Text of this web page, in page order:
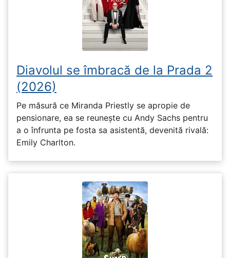
Diavolul se îmbracă de la Prada 2
(2026)
Pe măsură ce Miranda Priestly se apropie de
pensionare, ea se reunește cu Andy Sachs pentru
a o înfrunta pe fosta sa asistentă, devenită rivală:
Emily Charlton.